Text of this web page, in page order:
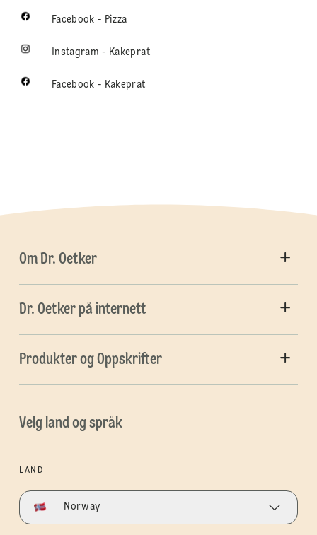
Facebook - Pizza
Instagram - Kakeprat
Facebook - Kakeprat
Om Dr. Oetker
Dr. Oetker på internett
Produkter og Oppskrifter
Velg land og språk
LAND
Norway